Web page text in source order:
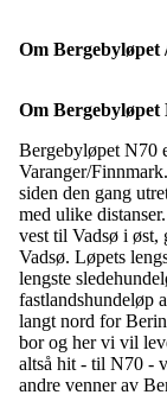
Om Bergebyløpet
Om Bergebyløpet
Bergebyløpet N70
Varanger/
siden den gang
med ulike
vest til Vadsø i øst,
Vadsø. Løpets
lengste
fastlandshundeløp
langt nord for
bor og her vi vil
altså hit - til N70 -
andre venner av